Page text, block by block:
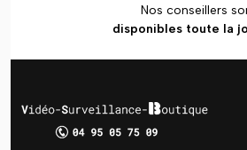
Nos conseillers
disponibles toute la